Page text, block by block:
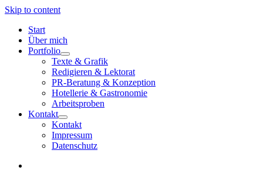
Skip to content
Start
Über mich
Portfolio
open
menu
Texte & Grafik
Redigieren & Lektorat
PR-Beratung & Konzeption
Hotellerie & Gastronomie
Arbeitsproben
Kontakt
open
menu
Kontakt
Impressum
Datenschutz